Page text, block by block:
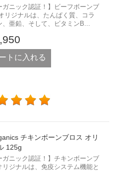
ガニック認証！】ビーフボーンブ
リジナルは、たんぱく質、コラ
、亜鉛、そして、ビタミンB...
トに入れる
チキンボーンブロス オリ
125g
ガニック認証！】チキンボーンブ
リジナルは、免疫システム機能と